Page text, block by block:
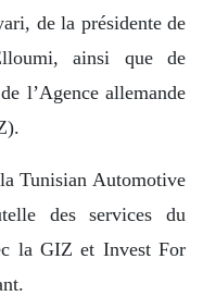
de la présidente de
ainsi que de
l’Agence allemande
Tunisian Automotive
des services du
la GIZ et Invest For